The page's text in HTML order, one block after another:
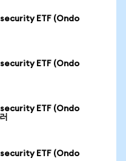
ETF (Ondo
ETF (Ondo
ETF (Ondo
ETF (Ondo